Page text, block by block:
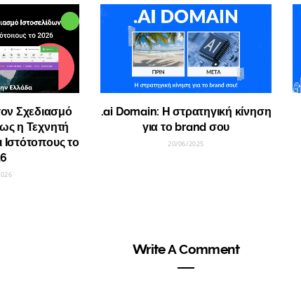
Σχεδιασμό
η Τεχνητή
Ιστότοπους το
.ai Domain: Η στρατηγική κίνηση
για το brand σου
20/06/2025
Write A Comment